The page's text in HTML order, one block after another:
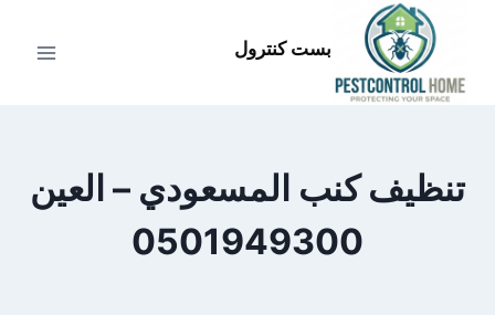
المحتوى
بست كنترول
تنظيف كنب المسعودي – العين
0501949300